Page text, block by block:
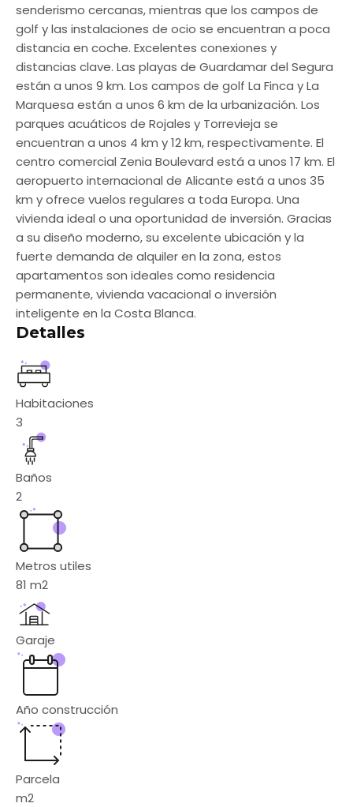
senderismo cercanas, mientras que los campos de
golf y las instalaciones de ocio se encuentran a poca
distancia en coche. Excelentes conexiones y
distancias clave. Las playas de Guardamar del Segura
están a unos 9 km. Los campos de golf La Finca y La
Marquesa están a unos 6 km de la urbanización. Los
parques acuáticos de Rojales y Torrevieja se
encuentran a unos 4 km y 12 km, respectivamente. El
centro comercial Zenia Boulevard está a unos 17 km. El
aeropuerto internacional de Alicante está a unos 35
km y ofrece vuelos regulares a toda Europa. Una
vivienda ideal o una oportunidad de inversión. Gracias
a su diseño moderno, su excelente ubicación y la
fuerte demanda de alquiler en la zona, estos
apartamentos son ideales como residencia
permanente, vivienda vacacional o inversión
inteligente en la Costa Blanca.
Detalles
Habitaciones
3
Baños
2
Metros utiles
81 m2
Garaje
Año construcción
Parcela
m2